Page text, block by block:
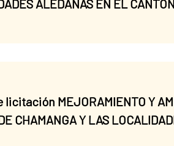
ALEDAÑAS EN EL
MEJORAMIENTO Y
CHAMANGA Y LAS